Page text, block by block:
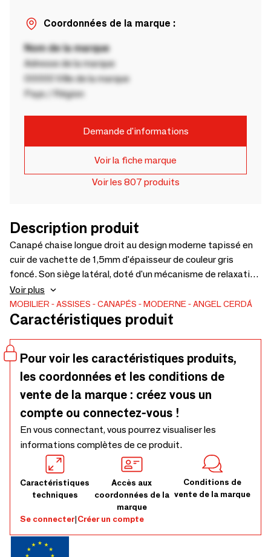
Coordonnées de la marque :
Nom de la marque
Adresse de la marque
00000 Ville de la marque
Pays / Région
Demande d'informations
Voir la fiche marque
Voir les 807 produits
Description produit
Canapé chaise longue droit au design moderne tapissé en
cuir de vachette de 1,5mm d'épaisseur de couleur gris
foncé. Son siège latéral, doté d'un mécanisme de relaxation
électrique et d'appuis-tête indépendants réglables, vous
offre le confort supplémentaire dont vous avez besoin pour
profiter de votre moment de tranquillité. Un canapé au style
bois de pin naturel et des pieds en acier inoxydable foncé
qui lui donnent cette touche de tendance et d'élégance que
vous recherchez dans votre salon.
Voir plus
MOBILIER ASSISES CANAPÉS MODERNE ANGEL CERDÁ
Caractéristiques produit
Pour voir les caractéristiques produits,
les coordonnées et les conditions de
vente de la marque : créez vous un
compte ou connectez-vous !
En vous connectant, vous pourrez visualiser les
informations complètes de ce produit.
Caractéristiques
techniques
Accès aux
coordonnées de la
marque
Conditions de
vente de la marque
Se connecter|Créer un compte